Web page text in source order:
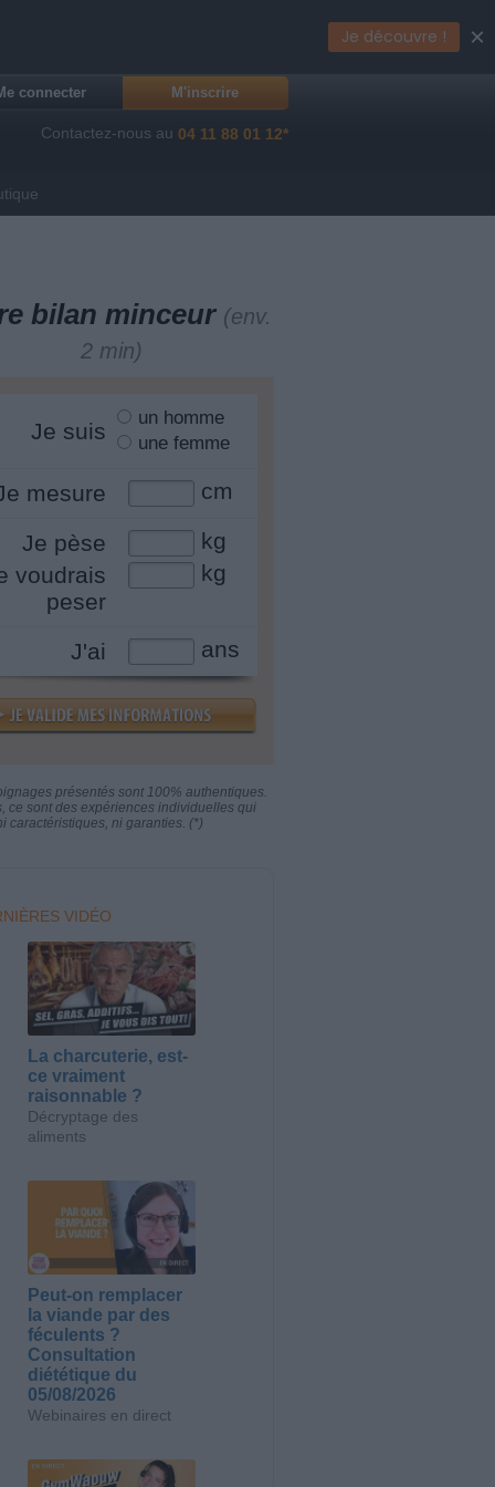
connecter M'inscrire
Contactez-nous au 04 11 88 01 12*
bilan minceur (env.
2 min)
Je suis
un homme
une femme
mesure cm
Je pèse
kg
voudrais
peser
kg
J'ai ans
présentés sont 100% authentiques.
ce sont des expériences individuelles qui
caractéristiques, ni garanties. (*)
VIDÉO
La charcuterie, est-
ce vraiment
raisonnable ?
Décryptage des
aliments
Peut-on remplacer
la viande par des
féculents ?
Consultation
diététique du
05/08/2026
Webinaires en direct
Je découvre ! ×